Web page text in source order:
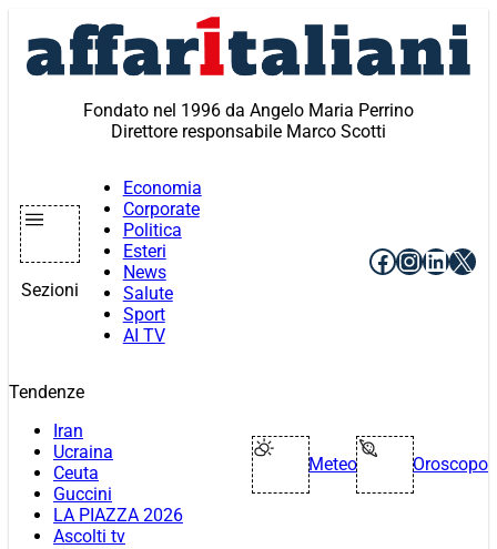
contenuto
Fondato nel 1996 da Angelo Maria Perrino
Direttore responsabile Marco Scotti
Sezioni
Economia
Corporate
Politica
Esteri
News
Salute
Sport
AI TV
Facebook
X
Tendenze
Iran
Ucraina
Ceuta
Guccini
LA PIAZZA 2026
Ascolti tv
Meteo Oroscopo